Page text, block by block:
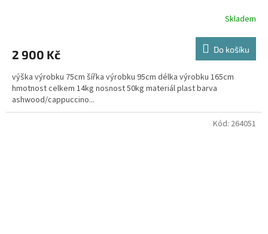
Skladem
2 900 Kč Do košíku
výška výrobku 75cm šířka výrobku 95cm délka výrobku 165cm
hmotnost celkem 14kg nosnost 50kg materiál plast barva
ashwood/cappuccino...
Kód: 264051